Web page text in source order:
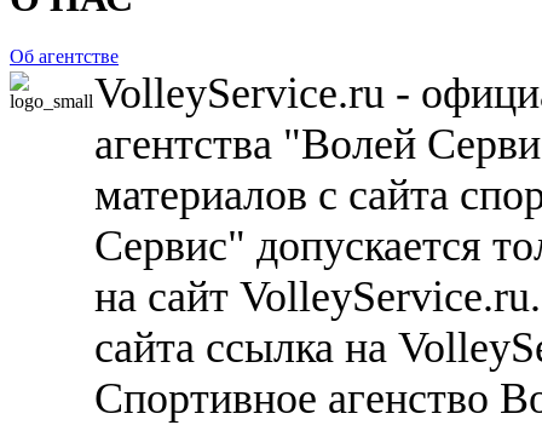
Об агентстве
VolleyService.ru -
агентства "Волей
материалов с сайта
Сервис" допускается
на сайт
сайта ссылка на
Спортивное агенство